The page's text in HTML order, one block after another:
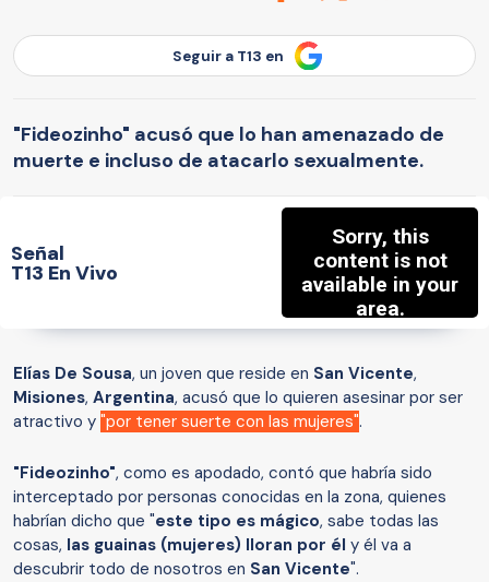
Seguir a T13 en
"Fideozinho" acusó que lo han amenazado de
muerte e incluso de atacarlo sexualmente.
Señal
T13 En Vivo
Elías De Sousa, un joven que reside en San Vicente,
Misiones, Argentina, acusó que lo quieren asesinar por ser
atractivo y "por tener suerte con las mujeres".
"Fideozinho", como es apodado, contó que habría sido
interceptado por personas conocidas en la zona, quienes
habrían dicho que "este tipo es mágico, sabe todas las
cosas, las guainas (mujeres) lloran por él y él va a
descubrir todo de nosotros en San Vicente".